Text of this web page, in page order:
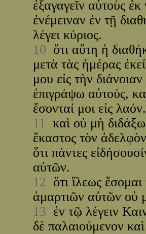
ἐξαγαγεῖν αὐτοὺς
ἐνέμειναν ἐν τῇ
λέγει κύριος.
10 ὅτι αὕτη ἡ
μετὰ τὰς ἡμέρας
μου εἰς τὴν
ἐπιγράψω αὐτούς,
ἔσονταί μοι εἰς λαόν.
11 καὶ οὐ μὴ
ἕκαστος τὸν
ὅτι πάντες
αὐτῶν.
12 ὅτι ἵλεως
ἁμαρτιῶν αὐτῶν οὐ
13 ἐν τῷ λέγειν
δὲ παλαιούμενον